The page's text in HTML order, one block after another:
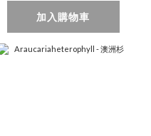
加入購物車